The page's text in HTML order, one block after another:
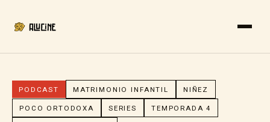
PODCAST MATRIMONIO INFANTIL NIÑEZ
POCO ORTODOXA SERIES TEMPORADA 4